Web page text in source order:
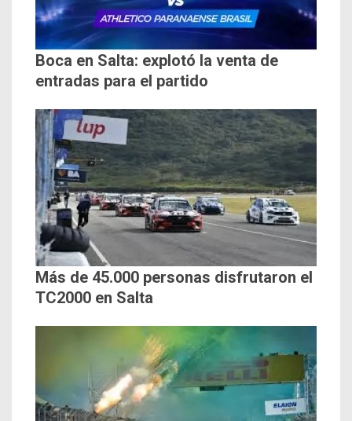
Boca en Salta: explotó la venta de
entradas para el partido
Más de 45.000 personas disfrutaron el
TC2000 en Salta